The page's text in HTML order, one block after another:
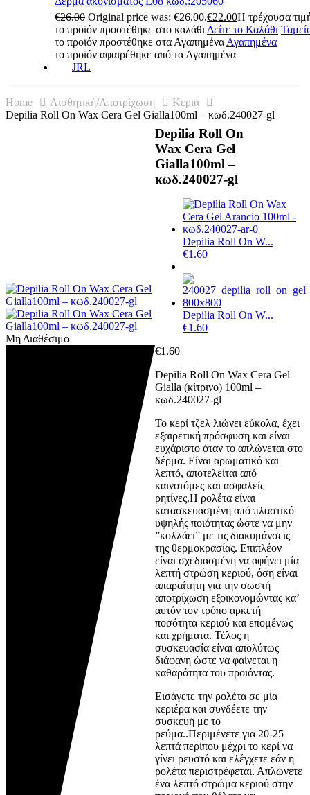
€26.00 Original price was: €26.00.€22.00Η τρέχουσα
το προϊόν προστέθηκε στο καλάθι Δείτε το Καλάθι
το προϊόν προστέθηκε στα Αγαπημένα Αγαπημένα
το προϊόν αφαιρέθηκε από τα Αγαπημένα
JRL
Home Αισθητική/Αποτρίχωση
Κεριά
Depilia Roll On Wax Cera Gel Gialla100ml – κωδ.240027-gl
Μη Διαθέσιμο
Depilia Roll On
Wax Cera Gel
Gialla100ml –
κωδ.240027-gl
Depilia Roll On W...
€1.60
Depilia Roll On W...
€1.60
€1.60
Depilia Roll On Wax Cera Gel
Gialla (κίτρινο) 100ml –
κωδ.240027-gl
Το κερί τζελ λιώνει εύκολα, έχει
εξαιρετική πρόσφυση και είναι
ευχάριστο όταν το απλώνεται στο
δέρμα. Είναι αρωματικό και
λεπτό, αποτελείται από
καινοτόμες και ασφαλείς
ρητίνες.Η ρολέτα είναι
κατασκευασμένη από πλαστικό
υψηλής ποιότητας ώστε να μην
”κολλάει” με τις διακυμάνσεις
της θερμοκρασίας. Επιπλέον
είναι σχεδιασμένη να αφήνει μία
λεπτή στρώση κεριού, όση είναι
απαραίτητη για την σωστή
αποτρίχωση εξοικονομώντας κα’
αυτόν τον τρόπο αρκετή
ποσότητα κεριού και επομένως
και χρήματα. Τέλος η
συσκευασία είναι απολύτως
διάφανη ώστε να φαίνεται η
καθαρότητα του προιόντας.
Εισάγετε την ρολέτα σε μία
κεριέρα και συνδέετε την
συσκευή με το
ρεύμα..Περιμένετε για 20-25
λεπτά περίπου μέχρι το κερί να
γίνει ρευστό και ελέγχετε εάν η
ρολέτα περιστρέφεται. Απλώνετε
ένα λεπτό στρώμα κεριού στην